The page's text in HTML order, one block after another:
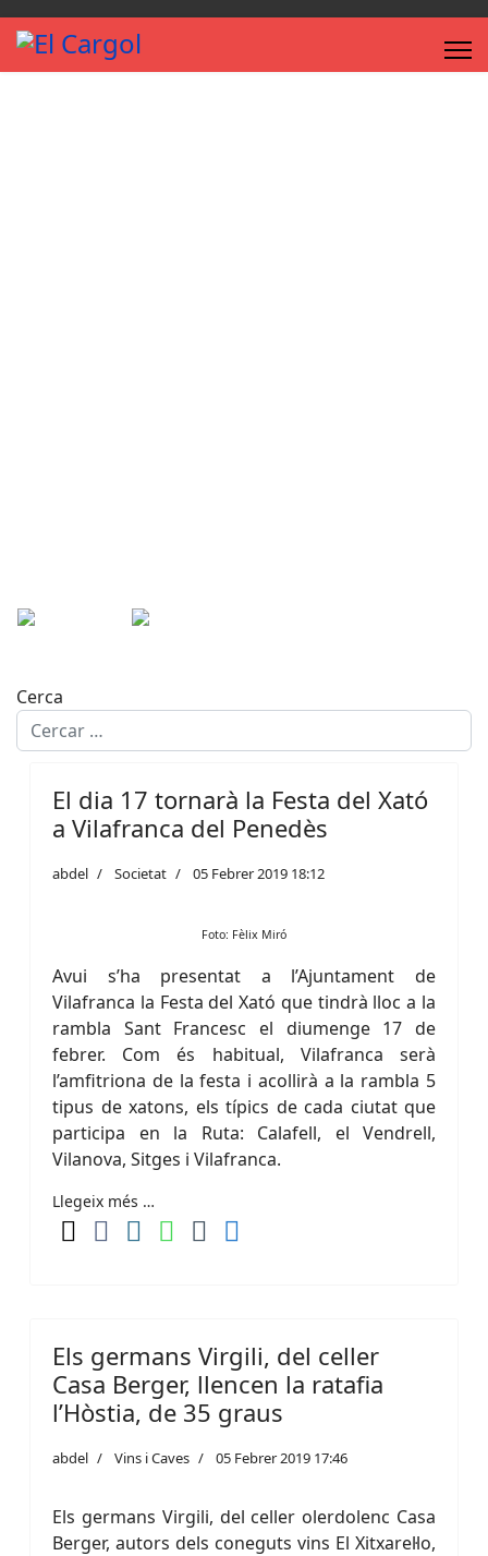
Cerca
El dia 17 tornarà la Festa del Xató
a Vilafranca del Penedès
abdel Societat 05 Febrer 2019 18:12
Foto: Fèlix Miró
Avui s’ha presentat a l’Ajuntament de
Vilafranca la Festa del Xató que tindrà lloc a la
rambla Sant Francesc el diumenge 17 de
febrer. Com és habitual, Vilafranca serà
l’amfitriona de la festa i acollirà a la rambla 5
tipus de xatons, els típics de cada ciutat que
participa en la Ruta: Calafell, el Vendrell,
Vilanova, Sitges i Vilafranca.
Llegeix més …
Els germans Virgili, del celler
Casa Berger, llencen la ratafia
l’Hòstia, de 35 graus
abdel Vins i Caves 05 Febrer 2019 17:46
Els germans Virgili, del celler olerdolenc Casa
Berger, autors dels coneguts vins El Xitxarel·lo,